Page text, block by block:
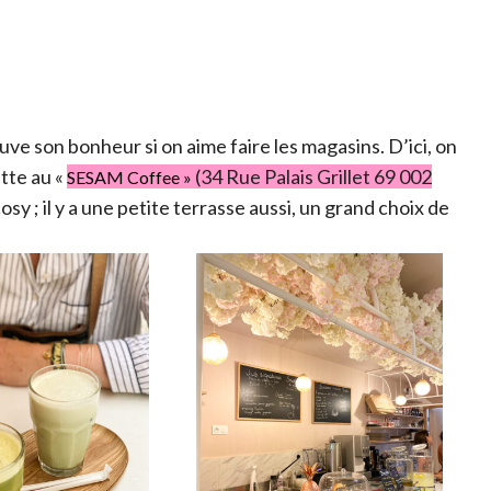
son bonheur si on aime faire les magasins. D’ici, on
au « SESAM Coffee » (34 Rue Palais Grillet 69 002
; il y a une petite terrasse aussi, un grand choix de